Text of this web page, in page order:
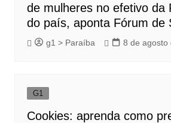
de mulheres no efetivo da
do país, aponta Fórum de
g1 > Paraíba 8 de agosto
G1
Cookies: aprenda como